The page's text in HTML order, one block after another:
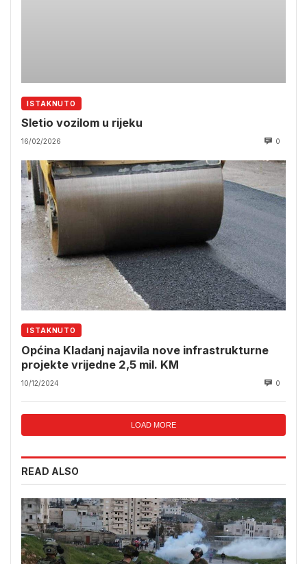
ISTAKNUTO
Sletio vozilom u rijeku
16/02/2026 0
ISTAKNUTO
Općina Kladanj najavila nove infrastrukturne
projekte vrijedne 2,5 mil. KM
10/12/2024 0
LOAD MORE
READ ALSO